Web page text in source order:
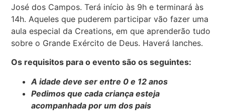
José dos Campos. Terá início às 9h e terminará às
14h. Aqueles que puderem participar vão fazer uma
aula especial da Creations, em que aprenderão tudo
sobre o Grande Exército de Deus. Haverá lanches.
Os requisitos para o evento são os seguintes:
A idade deve ser entre 0 e 12 anos
Pedimos que cada criança esteja
acompanhada por um dos pais